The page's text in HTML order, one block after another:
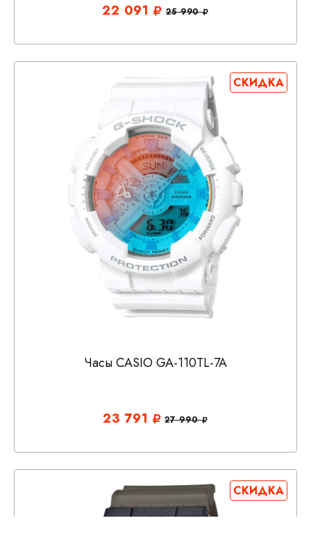
22 091 25 990
СКИДКА
Часы CASIO GA-110TL-7A
23 791 27 990
СКИДКА